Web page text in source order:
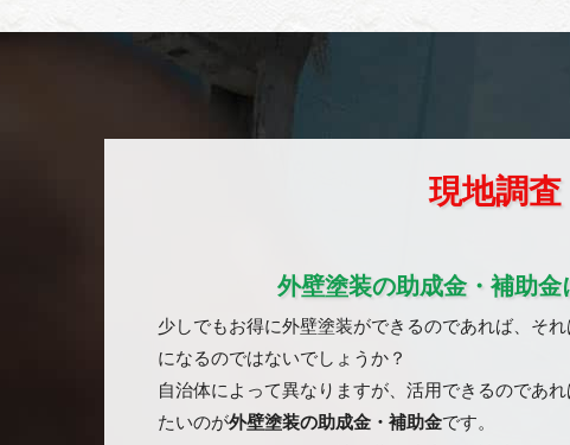
現地調査
外壁塗装の助成金・補助金
少しでもお得に外壁塗装ができるのであれば、そ
になるのではないでしょうか？
自治体によって異なりますが、活用できるのであ
たいのが外壁塗装の助成金・補助金です。